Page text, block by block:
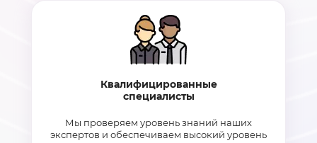
Квалифицированные
специалисты
Мы проверяем уровень знаний наших
экспертов и обеспечиваем высокий уровень